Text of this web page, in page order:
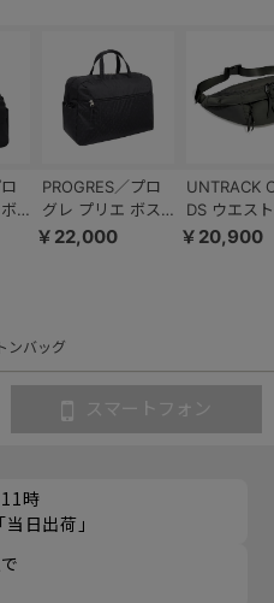
PROGRES／プロ
グレ プリエ ボス
トンバッグ 68168
￥22,000
UNTRACK
DS ウエス
グ 5L
￥20,900
ンバッグ
スマートフォン
時
日出荷」